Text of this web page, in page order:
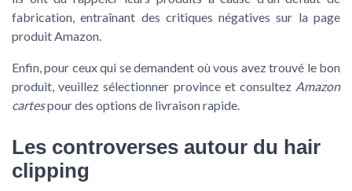
fabrication, entraînant des critiques négatives sur la page
produit Amazon.
Enfin, pour ceux qui se demandent où vous avez trouvé le bon
produit,veuillez sélectionner provinceet consultez Amazon
cartespour des options de livraison rapide.
Les controverses autour du hair
clipping